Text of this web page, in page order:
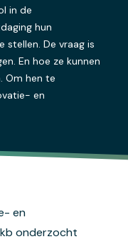
in de
hun
stellen. De vraag is
En hoe ze kunnen
Om hen te
en
en
onderzocht